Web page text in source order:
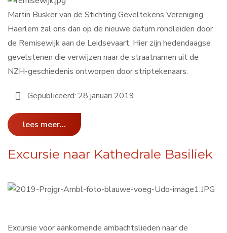
Martin Busker van de Stichting Geveltekens Vereniging
Haerlem zal ons dan op de nieuwe datum rondleiden door
de Remisewijk aan de Leidsevaart. Hier zijn hedendaagse
gevelstenen die verwijzen naar de straatnamen uit de
NZH-geschiedenis ontworpen door striptekenaars.
Gepubliceerd: 28 januari 2019
lees meer...
Excursie naar Kathedrale Basiliek
Excursie voor aankomende ambachtslieden naar de